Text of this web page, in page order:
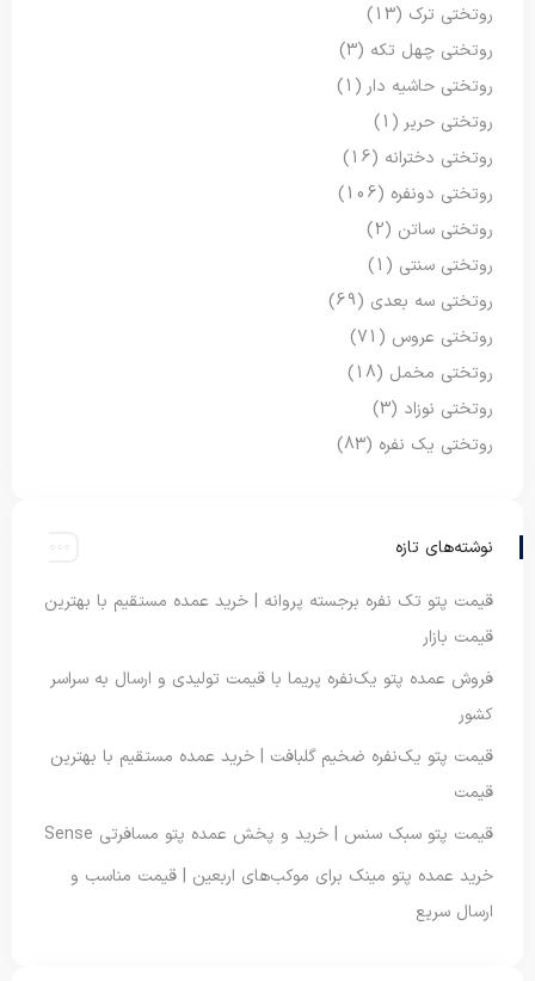
روتختی ترک (13)
روتختی چهل تکه (3)
روتختی حاشیه دار (1)
روتختی حریر (1)
روتختی دخترانه (16)
روتختی دونفره (106)
روتختی ساتن (2)
روتختی سنتی (1)
روتختی سه بعدی (69)
روتختی عروس (71)
روتختی مخمل (18)
روتختی نوزاد (3)
روتختی یک نفره (83)
نوشته‌های تازه
قیمت پتو تک نفره برجسته پروانه | خرید عمده مستقیم با بهترین
قیمت بازار
فروش عمده پتو یک‌نفره پریما با قیمت تولیدی و ارسال به سراسر
کشور
قیمت پتو یک‌نفره ضخیم گلبافت | خرید عمده مستقیم با بهترین
قیمت
قیمت پتو سبک سنس | خرید و پخش عمده پتو مسافرتی Sense
خرید عمده پتو مینک برای موکب‌های اربعین | قیمت مناسب و
ارسال سریع